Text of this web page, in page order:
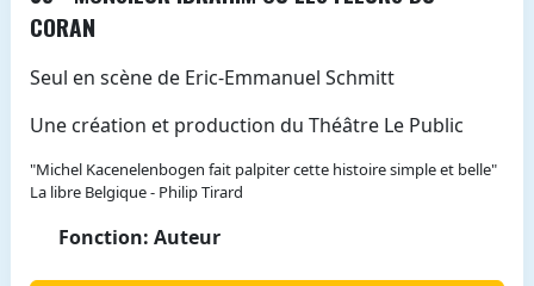
CORAN
Seul en scène de Eric-Emmanuel Schmitt
Une création et production du Théâtre Le Public
"Michel Kacenelenbogen fait palpiter cette histoire simple et belle"
La libre Belgique - Philip Tirard
Fonction: Auteur